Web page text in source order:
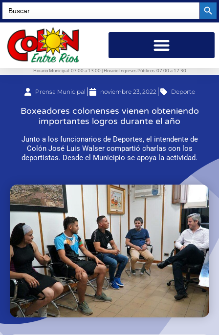
Search
for:
Horario Municipal: 07:00 a 13:00 | Horario Ingresos Públicos: 07:00 a 17:30
Prensa Municipal noviembre 23, 2022 Deporte
Boxeadores colonenses vienen obteniendo
importantes logros durante el año
Junto a los funcionarios de Deportes, el intendente de
Colón José Luis Walser compartió charlas con los
deportistas. Desde el Municipio se apoya la actividad.